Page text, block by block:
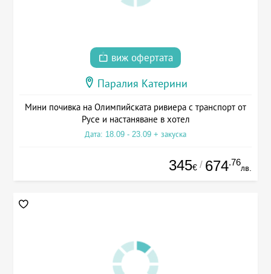
виж офертата
Паралия Катерини
Мини почивка на Олимпийската ривиера с транспорт от
Русе и настаняване в хотел
Дата: 18.09 - 23.09 + закуска
345€ / 674.76
лв.